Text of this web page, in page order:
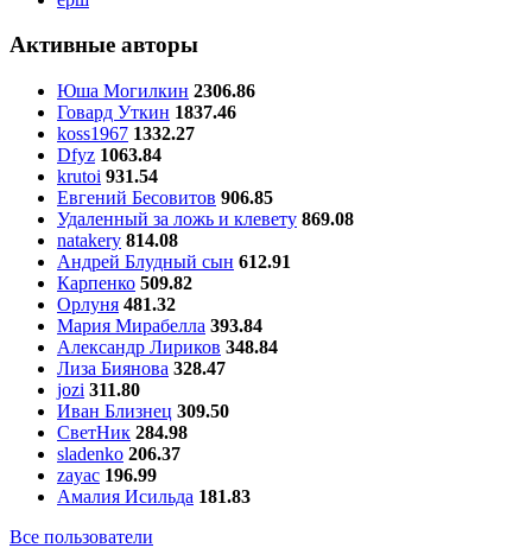
Активные авторы
Юша Могилкин 2306.86
Говард Уткин 1837.46
koss1967 1332.27
Dfyz 1063.84
krutoi 931.54
Евгений Бесовитов 906.85
Удаленный за ложь и клевету 869.08
natakery 814.08
Андрей Блудный сын 612.91
Карпенко 509.82
Орлуня 481.32
Мария Мирабелла 393.84
Александр Лириков 348.84
Лиза Биянова 328.47
jozi 311.80
Иван Близнец 309.50
СветНик 284.98
sladenko 206.37
zayac 196.99
Амалия Исильда 181.83
Все пользователи